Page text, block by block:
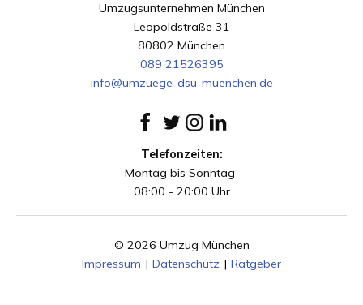
Umzugsunternehmen München
Leopoldstraße 31
80802 München
089 21526395
info@umzuege-dsu-muenchen.de
Telefonzeiten:
Montag bis Sonntag
08:00 - 20:00 Uhr
© 2026 Umzug München
Impressum | Datenschutz | Ratgeber